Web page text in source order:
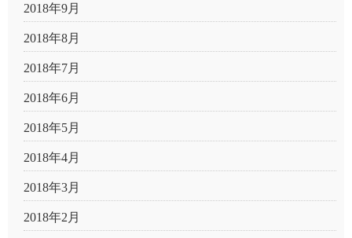
2018年9月
2018年8月
2018年7月
2018年6月
2018年5月
2018年4月
2018年3月
2018年2月